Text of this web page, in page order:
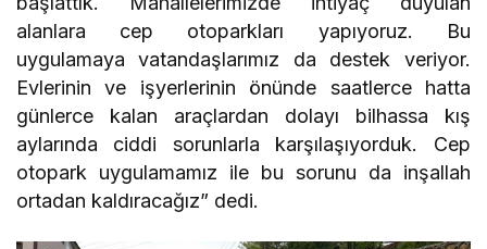
alanlara cep otoparkları yapıyoruz. Bu
uygulamaya vatandaşlarımız da destek veriyor.
Evlerinin ve işyerlerinin önünde saatlerce hatta
günlerce kalan araçlardan dolayı bilhassa kış
aylarında ciddi sorunlarla karşılaşıyorduk. Cep
otopark uygulamamız ile bu sorunu da inşallah
ortadan kaldıracağız” dedi.